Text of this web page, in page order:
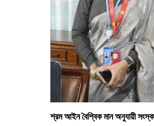
শ্রম আইন বৈশ্বিক মান অনুযায়ী